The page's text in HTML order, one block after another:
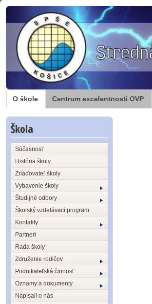
O škole Centrum excelentnosti OVP
Škola
Súčasnosť
História školy
Zriaďovateľ školy
Vybavenie školy
Študijné odbory
Školský vzdelávací program
Kontakty
Partneri
Rada školy
Združenie rodičov
Podnikateľská činnosť
Oznamy a dokumenty
Napísali o nás